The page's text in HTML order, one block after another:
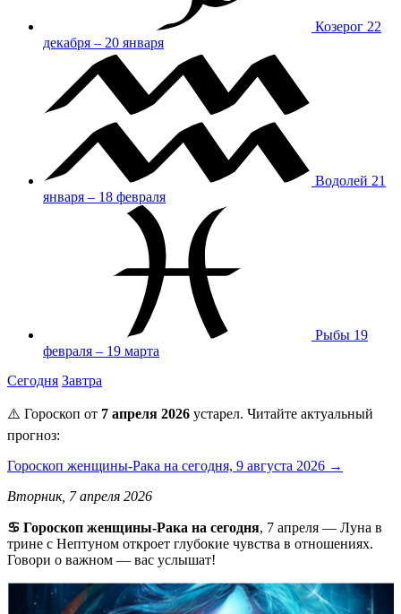
Козерог 22
декабря – 20 января
Водолей 21
января – 18 февраля
Рыбы 19
февраля – 19 марта
Сегодня Завтра
⚠️ Гороскоп от 7 апреля 2026 устарел. Читайте актуальный
прогноз:
Гороскоп женщины-Рака на сегодня, 9 августа 2026 →
Вторник, 7 апреля 2026
♋️ Гороскоп женщины-Рака на сегодня, 7 апреля — Луна в
трине с Нептуном откроет глубокие чувства в отношениях.
Говори о важном — вас услышат!